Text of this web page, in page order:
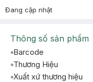
Đang cập nhật
Thông số sản phẩm
Barcode
Thương Hiệu
Xuất xứ thương hiệu